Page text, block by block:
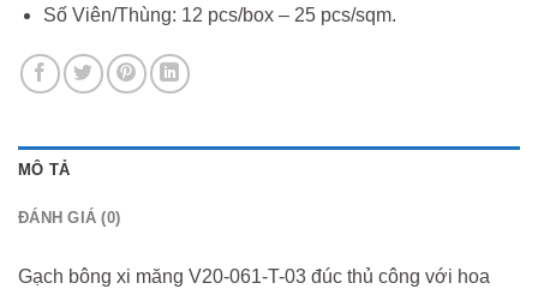
Số Viên/Thùng: 12 pcs/box – 25 pcs/sqm.
MÔ TẢ
ĐÁNH GIÁ (0)
Gạch bông xi măng V20-061-T-03 đúc thủ công với hoa